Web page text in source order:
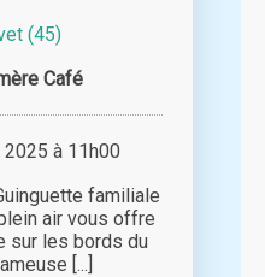
(45)
Café
à 11h00
familiale
air vous offre
sur les bords du
[...]